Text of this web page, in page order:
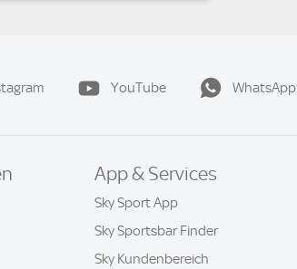
YouTube WhatsApp
App & Services
Sky Sport App
Sky Sportsbar Finder
Sky Kundenbereich